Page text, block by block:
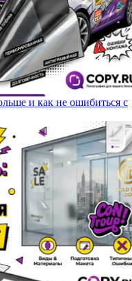
и как не ошибиться с